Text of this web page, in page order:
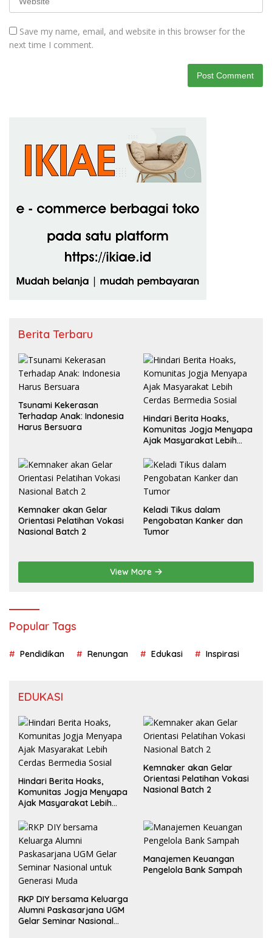
Save my name, email, and website in this browser for the
next time I comment.
Berita Terbaru
Tsunami Kekerasan
Terhadap Anak: Indonesia
Harus Bersuara
Hindari Berita Hoaks,
Komunitas Jogja Menyapa
Ajak Masyarakat Lebih
Kemnaker akan Gelar
Orientasi Pelatihan Vokasi
Nasional Batch 2
Keladi Tikus dalam
Pengobatan Kanker dan
Tumor
View More
Popular Tags
Pendidikan Renungan Edukasi Inspirasi
EDUKASI
Hindari Berita Hoaks,
Komunitas Jogja Menyapa
Ajak Masyarakat Lebih
Kemnaker akan Gelar
Orientasi Pelatihan Vokasi
Nasional Batch 2
RKP DIY bersama Keluarga
Alumni Paskasarjana UGM
Gelar Seminar Nasional
Manajemen Keuangan
Pengelola Bank Sampah